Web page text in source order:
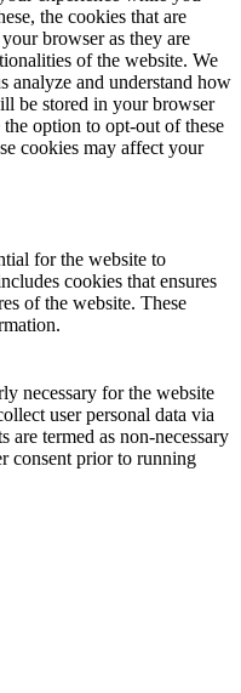
the cookies that are
browser as they are
of the website. We
analyze and understand how
be stored in your browser
option to opt-out of these
cookies may affect your
for the website to
cookies that ensures
of the website. These
necessary for the website
user personal data via
are termed as non-necessary
consent prior to running